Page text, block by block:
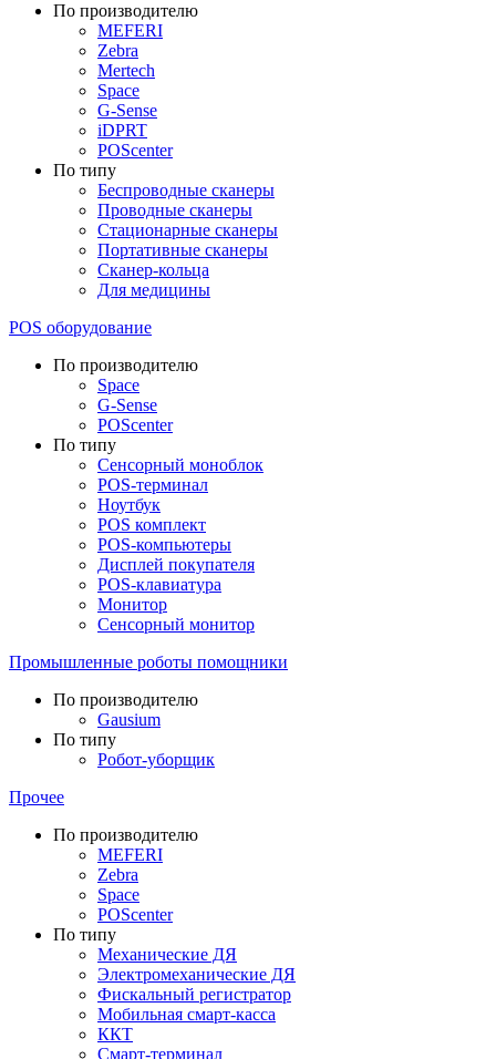
По производителю
MEFERI
Zebra
Mertech
Space
G-Sense
iDPRT
POScenter
По типу
Беспроводные сканеры
Проводные сканеры
Стационарные сканеры
Портативные сканеры
Сканер-кольца
Для медицины
POS оборудование
По производителю
Space
G-Sense
POScenter
По типу
Сенсорный моноблок
POS-терминал
Ноутбук
POS комплект
POS-компьютеры
Дисплей покупателя
POS-клавиатура
Монитор
Сенсорный монитор
Промышленные роботы помощники
По производителю
Gausium
По типу
Робот-уборщик
Прочее
По производителю
MEFERI
Zebra
Space
POScenter
По типу
Механические ДЯ
Электромеханические ДЯ
Фискальный регистратор
Мобильная смарт-касса
ККТ
Смарт-терминал